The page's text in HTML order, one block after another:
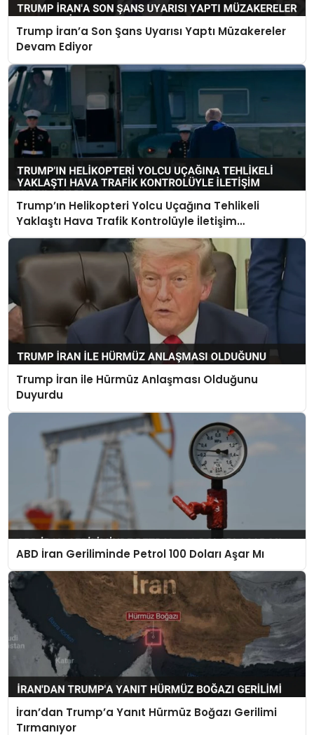
SPOR
EĞITIM
OTOMOBIL
TEKNOLOJI
EKONOMI
Trump İran’a Son Şans Uyarısı Yaptı Müzakereler
Devam Ediyor
Trump’ın Helikopteri Yolcu Uçağına Tehlikeli
Yaklaştı Hava Trafik Kontrolüyle İletişim
Kurulamadı
Trump İran ile Hürmüz Anlaşması Olduğunu
Duyurdu
ABD İran Geriliminde Petrol 100 Doları Aşar Mı
İran’dan Trump’a Yanıt Hürmüz Boğazı Gerilimi
Tırmanıyor